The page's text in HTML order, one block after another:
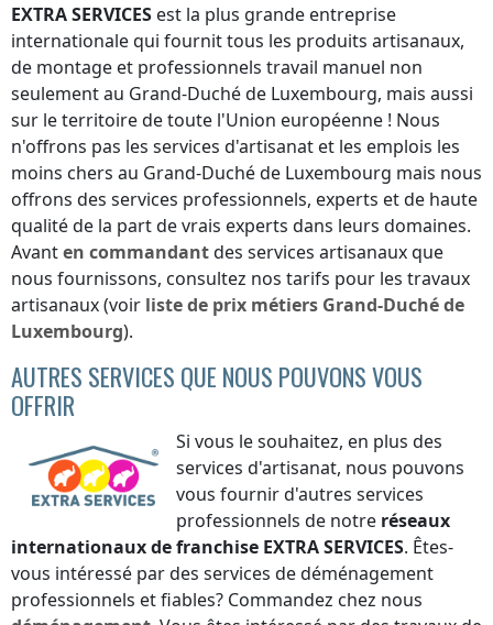
EXTRA SERVICES est la plus grande entreprise
internationale qui fournit tous les produits artisanaux,
de montage et professionnels travail manuel non
seulementau Grand-Duché de Luxembourg, mais aussi
sur le territoire de toute l'Union européenne ! Nous
n'offrons pas les services d'artisanat et les emplois les
moins chers au Grand-Duché de Luxembourg mais nous
offrons des services professionnels, experts et de haute
qualité de la part de vrais experts dans leurs domaines.
Avanten commandantdes services artisanaux que
nous fournissons, consultez nos tarifs pour les travaux
artisanaux (voir liste de prix métiers Grand-Duché de
Luxembourg).
AUTRES SERVICES QUE NOUS POUVONS VOUS
OFFRIR
Si vous le souhaitez, en plus des
services d'artisanat, nous pouvons
vous fournir d'autres services
professionnels de notre réseaux
internationaux de franchise EXTRA SERVICES. Êtes-
vous intéressé par des services de déménagement
professionnels et fiables? Commandez chez nous